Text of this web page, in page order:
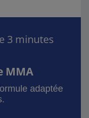
3 minutes
MMA
adaptée